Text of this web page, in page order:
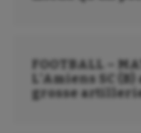
FOOTBALL –
L’Amiens SC
grosse